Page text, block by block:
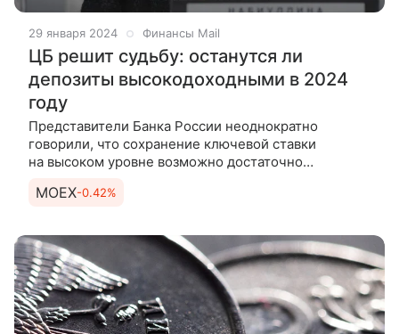
29 января 2024 Финансы Mail
ЦБ решит судьбу: останутся ли
депозиты высокодоходными в 2024
году
Представители Банка России неоднократно
говорили, что сохранение ключевой ставки
на высоком уровне возможно достаточно
и высокая доходность по вкладам. Правда,
MOEX-0.42%